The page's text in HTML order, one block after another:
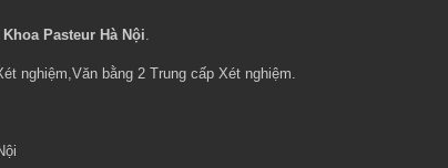
Pasteur Hà Nội.
nghiệm,Văn bằng 2 Trung cấp Xét nghiệm.